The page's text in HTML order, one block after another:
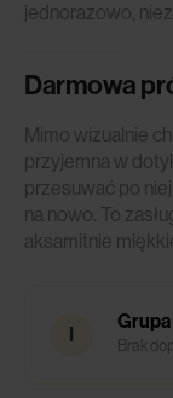
jednorazowo,
Darmowa
Mimo wizualnie
przyjemna w
przesuwać po
na nowo. To
aksamitnie
I
Grupa
Brak